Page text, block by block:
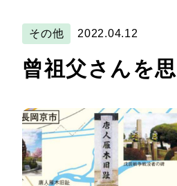
その他 2022.04.12
曾祖父さんを